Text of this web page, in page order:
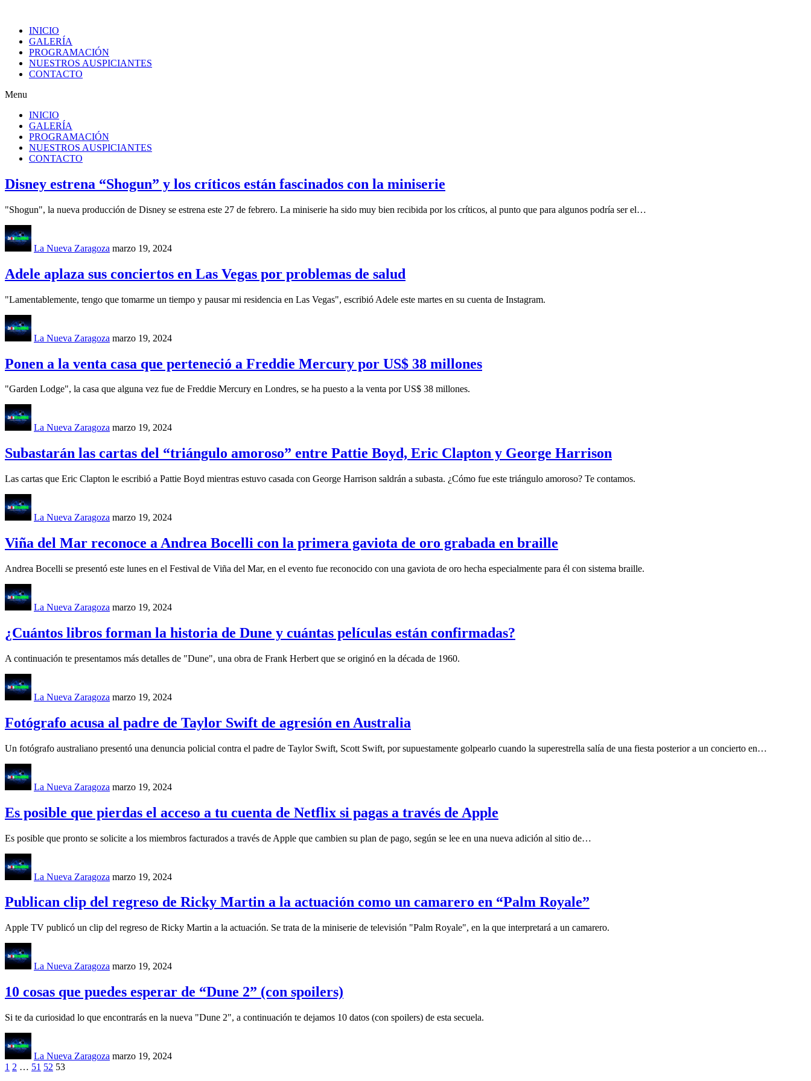
INICIO
GALERÍA
PROGRAMACIÓN
NUESTROS AUSPICIANTES
CONTACTO
Menu
INICIO
GALERÍA
PROGRAMACIÓN
NUESTROS AUSPICIANTES
CONTACTO
Disney estrena “Shogun” y los críticos están fascinados con la miniserie
"Shogun", la nueva producción de Disney se estrena este 27 de febrero. La miniserie ha sido muy bien recibida por los críticos, al punto que para algunos podría ser el…
La Nueva Zaragoza marzo 19, 2024
Adele aplaza sus conciertos en Las Vegas por problemas de salud
"Lamentablemente, tengo que tomarme un tiempo y pausar mi residencia en Las Vegas", escribió Adele este martes en su cuenta de Instagram.
La Nueva Zaragoza marzo 19, 2024
Ponen a la venta casa que perteneció a Freddie Mercury por US$ 38 millones
"Garden Lodge", la casa que alguna vez fue de Freddie Mercury en Londres, se ha puesto a la venta por US$ 38 millones.
La Nueva Zaragoza marzo 19, 2024
Subastarán las cartas del “triángulo amoroso” entre Pattie Boyd, Eric Clapton y George Harrison
Las cartas que Eric Clapton le escribió a Pattie Boyd mientras estuvo casada con George Harrison saldrán a subasta. ¿Cómo fue este triángulo amoroso? Te contamos.
La Nueva Zaragoza marzo 19, 2024
Viña del Mar reconoce a Andrea Bocelli con la primera gaviota de oro grabada en braille
Andrea Bocelli se presentó este lunes en el Festival de Viña del Mar, en el evento fue reconocido con una gaviota de oro hecha especialmente para él con sistema braille.
La Nueva Zaragoza marzo 19, 2024
¿Cuántos libros forman la historia de Dune y cuántas películas están confirmadas?
A continuación te presentamos más detalles de "Dune", una obra de Frank Herbert que se originó en la década de 1960.
La Nueva Zaragoza marzo 19, 2024
Fotógrafo acusa al padre de Taylor Swift de agresión en Australia
Un fotógrafo australiano presentó una denuncia policial contra el padre de Taylor Swift, Scott Swift, por supuestamente golpearlo cuando la superestrella salía de una fiesta posterior a un concierto en…
La Nueva Zaragoza marzo 19, 2024
Es posible que pierdas el acceso a tu cuenta de Netflix si pagas a través de Apple
Es posible que pronto se solicite a los miembros facturados a través de Apple que cambien su plan de pago, según se lee en una nueva adición al sitio de…
La Nueva Zaragoza marzo 19, 2024
Publican clip del regreso de Ricky Martin a la actuación como un camarero en “Palm Royale”
Apple TV publicó un clip del regreso de Ricky Martin a la actuación. Se trata de la miniserie de televisión "Palm Royale", en la que interpretará a un camarero.
La Nueva Zaragoza marzo 19, 2024
10 cosas que puedes esperar de “Dune 2” (con spoilers)
Si te da curiosidad lo que encontrarás en la nueva "Dune 2", a continuación te dejamos 10 datos (con spoilers) de esta secuela.
La Nueva Zaragoza marzo 19, 2024
1 2 … 51 52 53